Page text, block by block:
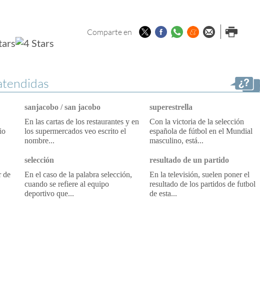
Comparte en TwitterFacebook
Whatsapp
Menéame
Enviar porImprimir
sanjacobo / san jacobo
En las cartas de los restaurantes y en
los supermercados veo escrito el
nombre...
superestrella
Con la victoria de la selección
española de fútbol en el Mundial
masculino, está...
de
selección
En el caso de la palabra selección,
cuando se refiere al equipo
deportivo que...
resultado de un partido
En la televisión, suelen poner el
resultado de los partidos de futbol
de esta...